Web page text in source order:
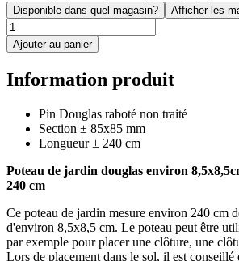
Disponible dans quel magasin? Afficher les
Ajouter au panier
Information produit
Pin Douglas raboté non traité
Section ± 85x85 mm
Longueur ± 240 cm
Poteau de jardin douglas environ
240 cm
Ce poteau de jardin mesure environ 240 cm
d'environ 8,5x8,5 cm. Le poteau peut être
par exemple pour placer une clôture, une
Lors de placement dans le sol, il est conseillé